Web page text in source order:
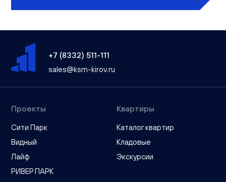
+7 (8332) 511-111
sales@ksm-kirov.ru
Проекты
Сити Парк
Видный
Лайф
РИВЕР ПАРК
Квартиры
Каталог квартир
Кладовые
Экскурсии